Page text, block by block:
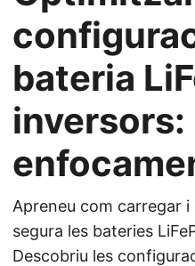
bateria
inversors:
Apreneu com carregar
segura les bateries
Descobriu les